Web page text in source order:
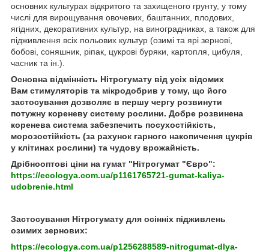
основних культурах відкритого та захищеного грунту, у тому
числі для вирощування овочевих, баштанних, плодових,
ягідних, декоративних культур, на виноградниках, а також для
підживлення всіх польових культур (озимі та ярі зернові,
бобові, соняшник, ріпак, цукрові буряки, картопля, цибуля,
часник та ін.).
Основна відмінність Нітрогумату від усіх відомих
Вам стимуляторів та мікродобрив у тому, що його
застосування дозволяє в першу чергу розвинути
потужну кореневу систему рослини. Добре розвинена
коренева система забезпечить посухостійкість,
морозостійкість (за рахунок гарного накопичення цукрів
у клітинах рослини) та чудову врожайність.
Дрібнооптові ціни на гумат "Нітрогумат "Євро":
https://ecologya.com.ua/p1161765721-gumat-kaliya-
udobrenie.html
Застосування Нітрогумату для осінніх підживлень
озимих зернових:
https://ecologya.com.ua/p1256288589-nitrogumat-dlya-